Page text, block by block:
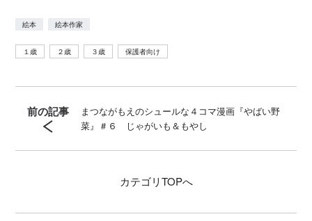
（作／令丈ヒロ子、理論社）など著書多数。
絵本 絵本作家
１歳 ２歳 ３歳 保護者向け
前の記事
まつながもえのシュールな４コマ漫画『やばい野
菜』＃６ じゃがいも＆もやし
カテゴリTOPへ